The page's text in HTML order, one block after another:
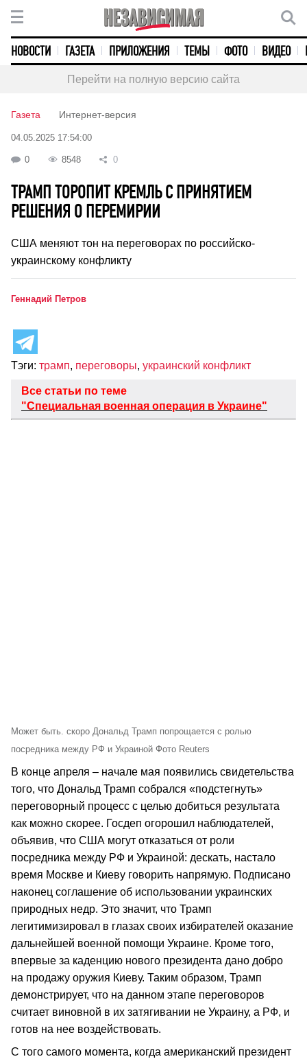
НОВОСТИ ГАЗЕТА ПРИЛОЖЕНИЯ ТЕМЫ ФОТО ВИДЕО
Перейти на полную версию сайта
Газета Интернет-версия
04.05.2025 17:54:00
0 8548 0
ТРАМП ТОРОПИТ КРЕМЛЬ С ПРИНЯТИЕМ
РЕШЕНИЯ О ПЕРЕМИРИИ
США меняют тон на переговорах по российско-
украинскому конфликту
Геннадий Петров
Тэги: трамп, переговоры, украинский конфликт
Все статьи по теме
"Специальная военная операция в Украине"
Может быть. скоро Дональд Трамп попрощается с ролью
посредника между РФ и Украиной Фото Reuters
В конце апреля – начале мая появились свидетельства
того, что Дональд Трамп собрался «подстегнуть»
переговорный процесс с целью добиться результата
как можно скорее. Госдеп огорошил наблюдателей,
объявив, что США могут отказаться от роли
посредника между РФ и Украиной: дескать, настало
время Москве и Киеву говорить напрямую. Подписано
наконец соглашение об использовании украинских
природных недр. Это значит, что Трамп
легитимизировал в глазах своих избирателей оказание
дальнейшей военной помощи Украине. Кроме того,
впервые за каденцию нового президента дано добро
на продажу оружия Киеву. Таким образом, Трамп
демонстрирует, что на данном этапе переговоров
считает виновной в их затягивании не Украину, а РФ, и
готов на нее воздействовать.
С того самого момента, когда американский президент